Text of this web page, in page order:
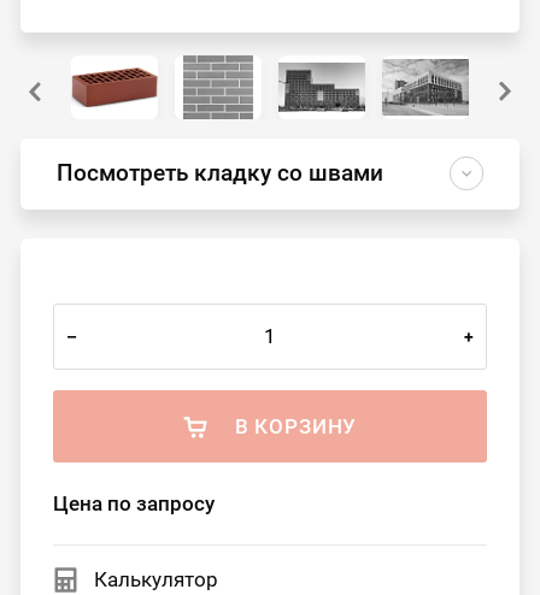
Посмотреть кладку со швами
– +
В КОРЗИНУ
Цена по запросу
Калькулятор